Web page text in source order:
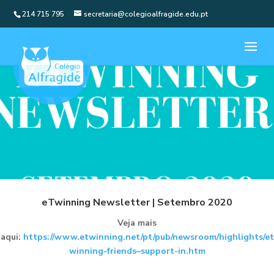
214 715 795 secretaria@colegioalfragide.edu.pt
eTwinning Newsletter | Setembro 2020
Veja mais
aqui: https://www.etwinning.net/pt/pub/newsroom/highlights/et
winning-friends–support-in.htm